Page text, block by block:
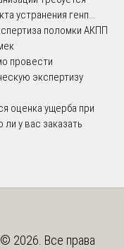
устранения генп...
поломки АКПП
провести
экспертизу
оценка ущерба при
у вас заказать
Все права